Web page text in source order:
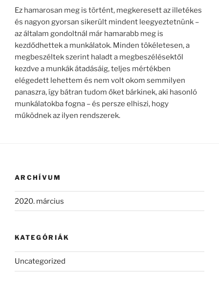
Ez hamarosan meg is történt, megkeresett az illetékes
és nagyon gyorsan sikerült mindent leegyeztetnünk –
az általam gondoltnál már hamarabb meg is
kezdődhettek a munkálatok. Minden tökéletesen, a
megbeszéltek szerint haladt a megbeszélésektől
kezdve a munkák átadásáig, teljes mértékben
elégedett lehettem és nem volt okom semmilyen
panaszra, így bátran tudom őket bárkinek, aki hasonló
munkálatokba fogna – és persze elhiszi, hogy
működnek az ilyen rendszerek.
ARCHÍVUM
2020. március
KATEGÓRIÁK
Uncategorized